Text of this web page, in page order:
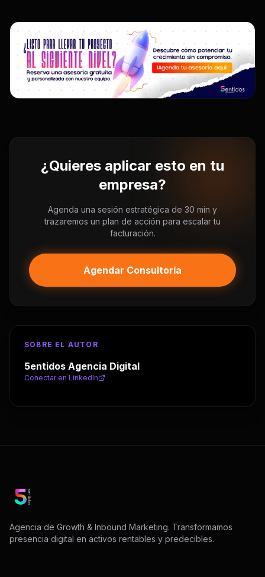
¿Quieres aplicar esto en tu
empresa?
Agenda una sesión estratégica de 30 min y
trazaremos un plan de acción para escalar tu
facturación.
Agendar Consultoría
SOBRE EL AUTOR
5entidos Agencia Digital
Conectar en LinkedIn
Agencia de Growth & Inbound Marketing. Transformamos
presencia digital en activos rentables y predecibles.